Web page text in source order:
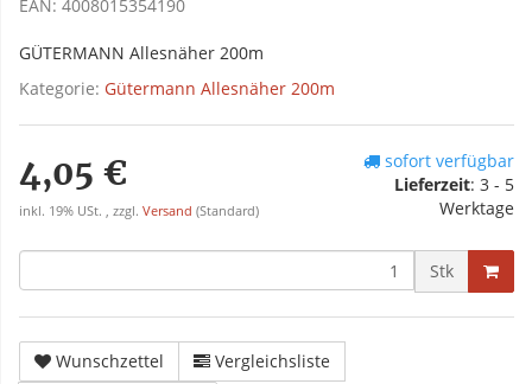
EAN: 4008015354190
GÜTERMANN Allesnäher 200m
Kategorie: Gütermann Allesnäher 200m
4,05 €
inkl. 19% USt. , zzgl. Versand (Standard)
sofort verfügbar
Lieferzeit: 3 - 5
Werktage
Stk
Wunschzettel
Vergleichsliste